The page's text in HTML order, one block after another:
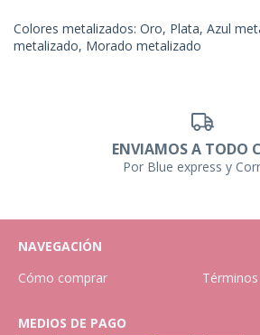
Colores metalizados: Oro, Plata, Azul
metalizado, Morado metalizado
ENVIAMOS A TODO
Por Blue express y
NAVEGACIÓN
Cómo comprar
MEDIOS DE PAGO